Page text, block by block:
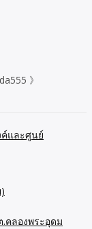
》
และศูนย์
คลองพระอุดม